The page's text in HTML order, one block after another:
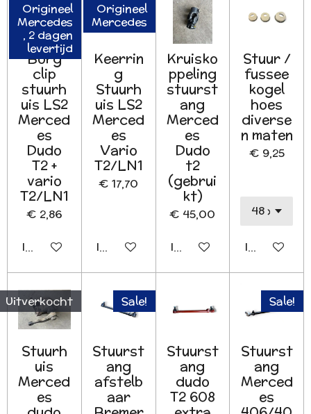
Origineel
Mercedes
, 2 dagen
levertijd
Borg
clip
stuurh
uis LS2
Merced
es
Dudo
T2 +
vario
T2/LN1
€ 2,86
In winkelwagen
Origineel
Mercedes
Keerrin
g
Stuurh
uis LS2
Merced
es
Vario
T2/LN1
€ 17,70
In winkelwagen
Kruisko
ppeling
stuurst
ang
Merced
es
Dudo
t2
(gebrui
kt)
€ 45,00
In winkelwagen
Stuur /
fussee
kogel
hoes
diverse
n maten
€ 9,25
In
Uitverkocht
Stuurh
uis
Merced
es
Sale!
Stuurst
ang
afstelb
aar
Stuurst
ang
dudo
T2 608
Sale!
Stuurst
ang
Merced
es